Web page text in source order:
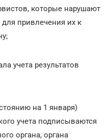
которые нарушают
для привлечения их к
учета результатов
на 1 января)
учета подписываются
органа, органа